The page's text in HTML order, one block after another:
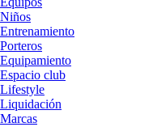
Niños
Entrenamiento
Porteros
Equipamiento
Espacio club
Lifestyle
Liquidación
Marcas